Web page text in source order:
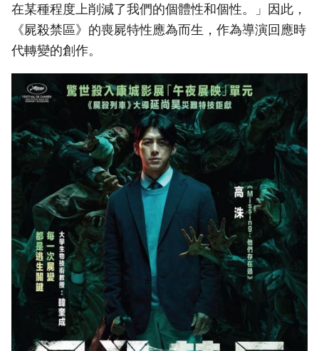
在某種程度上削減了我們的個體性和個性。」因此，
《屍殺禁區》的喪屍特性應為而生，作為導演回應時
代轉變的創作。